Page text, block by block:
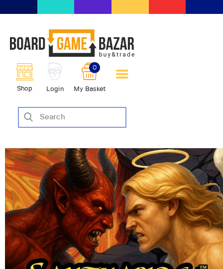
Shop Login My Basket
0
scambio giochi da tavolo
BoardGameBazar
SHOP
VENDI
CASE EDITRICI
AIUTO
BLOG-NEWS
EVENTI